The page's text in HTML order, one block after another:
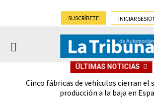
SUSCRÍBETE INICIAR
PRIMARY
ÚLTIMAS NOTICIAS
Cinco fábricas de vehículos cierran el
producción a la baja en